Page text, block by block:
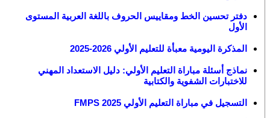
دفتر تحسين الخط ومقاييس الحروف باللغة العربية المستوى
الأول
المذكرة اليومية معبأة للتعليم الأولي 2026-2025
نماذج أسئلة مباراة التعليم الأولي: دليل الاستعداد المهني
للاختبارات الشفوية والكتابية
التسجيل في مباراة التعليم الأولي 2025 FMPS